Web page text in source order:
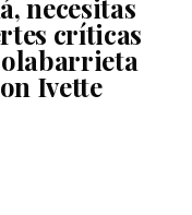
necesitas
críticas
Ivette